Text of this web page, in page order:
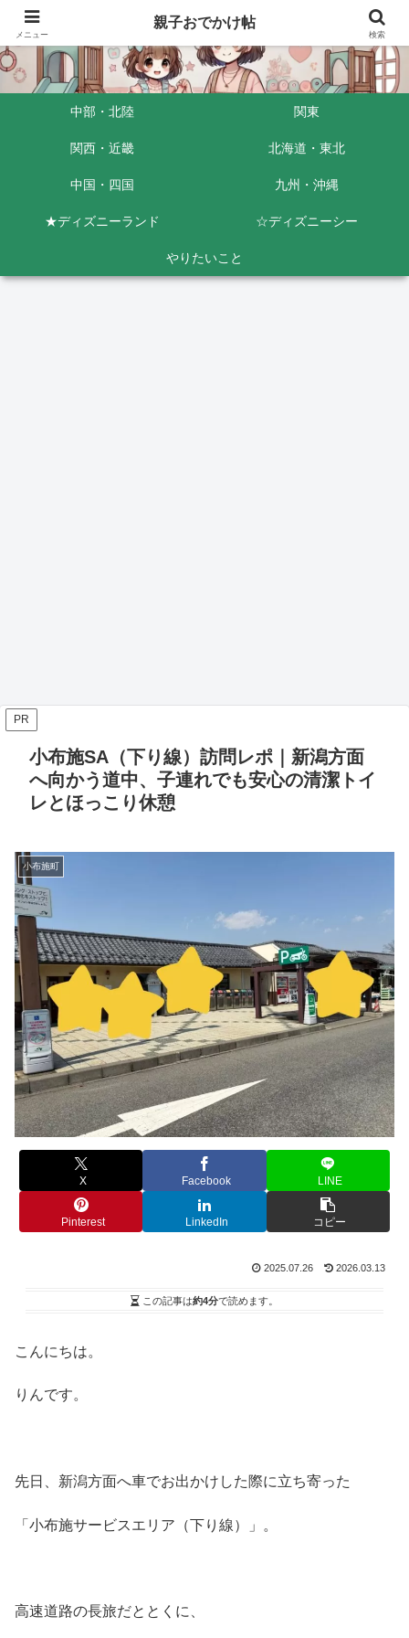
中部・北陸 関東
関西・近畿 北海道・東北
中国・四国 九州・沖縄
★ディズニーランド ☆ディズニーシー
やりたいこと
PR
小布施SA（下り線）訪問レポ｜新潟方面
へ向かう道中、子連れでも安心の清潔トイ
レとほっこり休憩
小布施町
X Facebook LINE
Pinterest LinkedIn コピー
2025.07.26 2026.03.13
この記事は約4分で読めます。
こんにちは。
りんです。
先日、新潟方面へ車でお出かけした際に立ち寄った
「小布施サービスエリア（下り線）」。
高速道路の長旅だととくに、
メニュー
親子おでかけ帖
検索